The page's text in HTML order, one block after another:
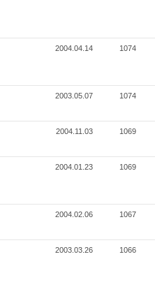
2004.04.14 1074
2003.05.07 1074
2004.11.03 1069
2004.01.23 1069
2004.02.06 1067
2003.03.26 1066